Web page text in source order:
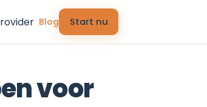
Blog Start nu
voor